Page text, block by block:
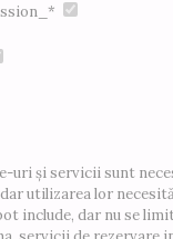
uri și servicii sunt
utilizarea lor
include, dar nu se